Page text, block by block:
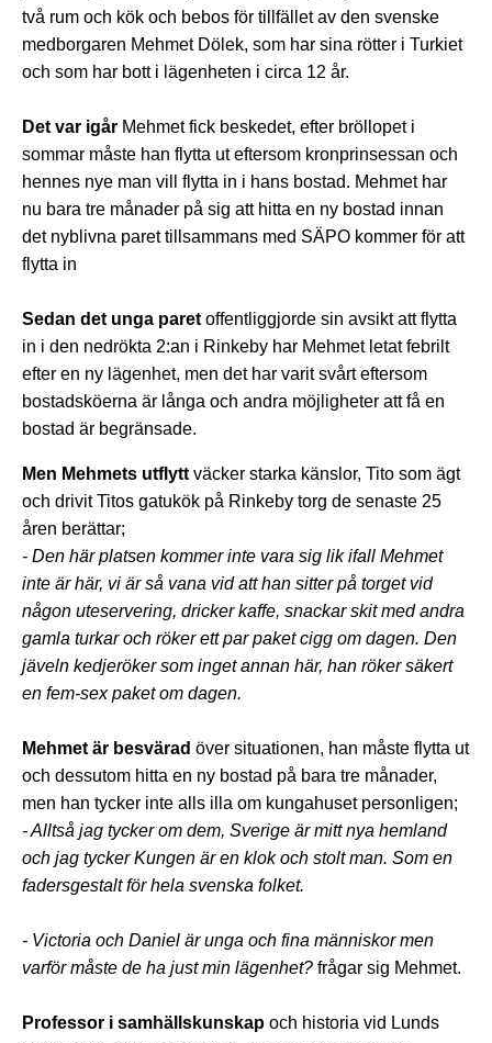
två rum och kök och bebos för tillfället av den svenske
medborgaren Mehmet Dölek, som har sina rötter i Turkiet
och som har bott i lägenheten i circa 12 år.
Det var igår Mehmet fick beskedet, efter bröllopet i
sommar måste han flytta ut eftersom kronprinsessan och
hennes nye man vill flytta in i hans bostad. Mehmet har
nu bara tre månader på sig att hitta en ny bostad innan
det nyblivna paret tillsammans med SÄPO kommer för att
flytta in
Sedan det unga paret offentliggjorde sin avsikt att flytta
in i den nedrökta 2:an i Rinkeby har Mehmet letat febrilt
efter en ny lägenhet, men det har varit svårt eftersom
bostadsköerna är långa och andra möjligheter att få en
bostad är begränsade.
Men Mehmets utflytt väcker starka känslor, Tito som ägt
och drivit Titos gatukök på Rinkeby torg de senaste 25
åren berättar;
- Den här platsen kommer inte vara sig lik ifall Mehmet
inte är här, vi är så vana vid att han sitter på torget vid
någon uteservering, dricker kaffe, snackar skit med andra
gamla turkar och röker ett par paket cigg om dagen. Den
jäveln kedjeröker som inget annan här, han röker säkert
en fem-sex paket om dagen.
Mehmet är besvärad över situationen, han måste flytta ut
och dessutom hitta en ny bostad på bara tre månader,
men han tycker inte alls illa om kungahuset personligen;
- Alltså jag tycker om dem, Sverige är mitt nya hemland
och jag tycker Kungen är en klok och stolt man. Som en
fadersgestalt för hela svenska folket.
- Victoria och Daniel är unga och fina människor men
varför måste de ha just min lägenhet? frågar sig Mehmet.
Professor i samhällskunskap och historia vid Lunds